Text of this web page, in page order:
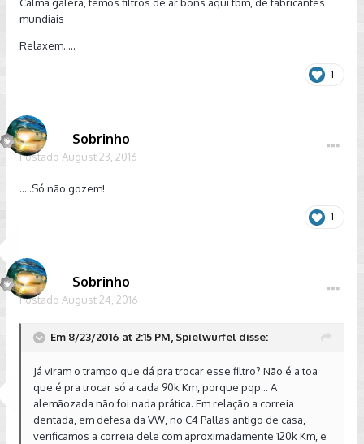
in Brasil.
mundiais
Relaxem. ...
1
Sobrinho
Postado August 23, 2016
.....Só não gozem!
1
Sobrinho
Postado August 24, 2016
Em 8/23/2016 at 2:15 PM, Spielwurfel disse:
Já viram o trampo que dá pra trocar esse filtro? Não é a toa
que é pra trocar só a cada 90k Km, porque pqp... A
alemãozada não foi nada prática. Em relação a correia
dentada, em defesa da VW, no C4 Pallas antigo de casa,
verificamos a correia dele com aproximadamente 120k Km, e